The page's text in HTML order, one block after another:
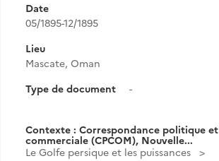
Date
05/1895-12/1895
Lieu
Mascate, Oman
Type de document
-
Contexte : Correspondance politique et
commerciale (CPCOM), Nouvelle...
Le Golfe persique et les puissances